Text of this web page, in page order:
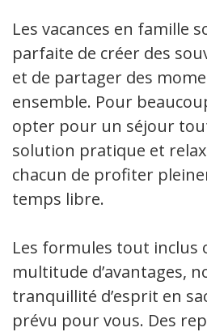
Les vacances en famille
parfaite de créer des
et de partager des
ensemble. Pour
opter pour un séjour
solution pratique et
chacun de profiter
temps libre.
Les formules tout inclus
multitude d’avantages,
tranquillité d’esprit en
prévu pour vous. Des